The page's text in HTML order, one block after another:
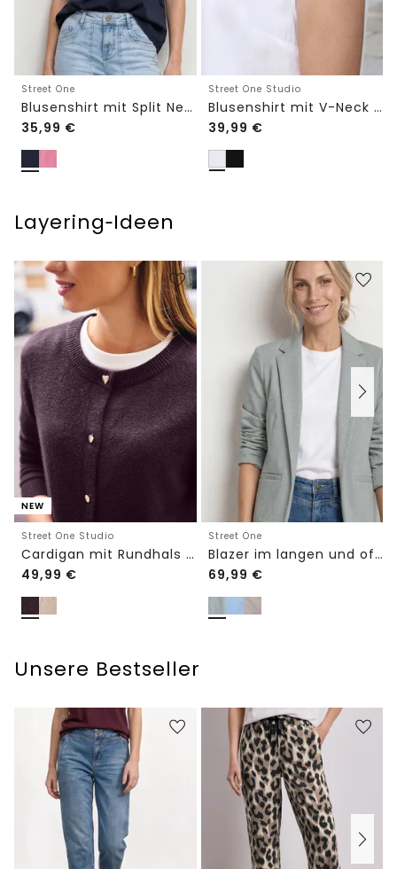
Street One
Blusenshirt mit Split Neck und Volant-Ärmeln
35,99 €
Street One Studio
Blusenshirt mit V-Neck und Spitze
39,99 €
Layering‑Ideen
NEW
Street One Studio
Cardigan mit Rundhals und Knöpfen
49,99 €
Street One
Blazer im langen und offenen Schnitt
69,99 €
Unsere Bestseller